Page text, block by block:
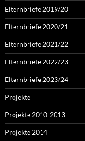
Elternbriefe 2019/20
Elternbriefe 2020/21
Elternbriefe 2021/22
Elternbriefe 2022/23
Elternbriefe 2023/24
Projekte
Projekte 2010-2013
Projekte 2014